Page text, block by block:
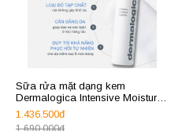
Sữa rửa mặt dạng kem
Dermalogica Intensive Moisture
Cleanser (new) 150ml
1.436.500đ
1.690.000đ